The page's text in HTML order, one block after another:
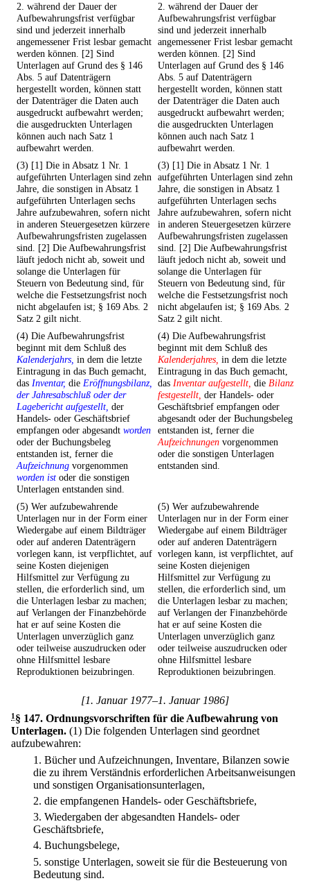
2. während der Dauer der
Aufbewahrungsfrist verfügbar
sind und jederzeit innerhalb
angemessener Frist lesbar gemacht
werden können. [2] Sind
Unterlagen auf Grund des § 146
Abs. 5 auf Datenträgern
hergestellt worden, können statt
der Datenträger die Daten auch
ausgedruckt aufbewahrt werden;
die ausgedruckten Unterlagen
können auch nach Satz 1
aufbewahrt werden.
2. während der Dauer der
Aufbewahrungsfrist verfügbar
sind und jederzeit innerhalb
angemessener Frist lesbar gemacht
werden können. [2] Sind
Unterlagen auf Grund des § 146
Abs. 5 auf Datenträgern
hergestellt worden, können statt
der Datenträger die Daten auch
ausgedruckt aufbewahrt werden;
die ausgedruckten Unterlagen
können auch nach Satz 1
aufbewahrt werden.
(3) [1] Die in Absatz 1 Nr. 1
aufgeführten Unterlagen sind zehn
Jahre, die sonstigen in Absatz 1
aufgeführten Unterlagen sechs
Jahre aufzubewahren, sofern nicht
in anderen Steuergesetzen kürzere
Aufbewahrungsfristen zugelassen
sind. [2] Die Aufbewahrungsfrist
läuft jedoch nicht ab, soweit und
solange die Unterlagen für
Steuern von Bedeutung sind, für
welche die Festsetzungsfrist noch
nicht abgelaufen ist; § 169 Abs. 2
Satz 2 gilt nicht.
(3) [1] Die in Absatz 1 Nr. 1
aufgeführten Unterlagen sind zehn
Jahre, die sonstigen in Absatz 1
aufgeführten Unterlagen sechs
Jahre aufzubewahren, sofern nicht
in anderen Steuergesetzen kürzere
Aufbewahrungsfristen zugelassen
sind. [2] Die Aufbewahrungsfrist
läuft jedoch nicht ab, soweit und
solange die Unterlagen für
Steuern von Bedeutung sind, für
welche die Festsetzungsfrist noch
nicht abgelaufen ist; § 169 Abs. 2
Satz 2 gilt nicht.
(4) Die Aufbewahrungsfrist
beginnt mit dem Schluß des
Kalenderjahrs, in dem die letzte
Eintragung in das Buch gemacht,
das Inventar, die Eröffnungsbilanz,
der Jahresabschluß oder der
Lagebericht aufgestellt, der
Handels- oder Geschäftsbrief
empfangen oder abgesandt worden
oder der Buchungsbeleg
entstanden ist, ferner die
Aufzeichnung vorgenommen
worden ist oder die sonstigen
Unterlagen entstanden sind.
(4) Die Aufbewahrungsfrist
beginnt mit dem Schluß des
Kalenderjahres, in dem die letzte
Eintragung in das Buch gemacht,
das Inventar aufgestellt, die Bilanz
festgestellt, der Handels- oder
Geschäftsbrief empfangen oder
abgesandt oder der Buchungsbeleg
entstanden ist, ferner die
Aufzeichnungen vorgenommen
oder die sonstigen Unterlagen
entstanden sind.
(5) Wer aufzubewahrende
Unterlagen nur in der Form einer
Wiedergabe auf einem Bildträger
oder auf anderen Datenträgern
vorlegen kann, ist verpflichtet, auf
seine Kosten diejenigen
Hilfsmittel zur Verfügung zu
stellen, die erforderlich sind, um
die Unterlagen lesbar zu machen;
auf Verlangen der Finanzbehörde
hat er auf seine Kosten die
Unterlagen unverzüglich ganz
oder teilweise auszudrucken oder
ohne Hilfsmittel lesbare
Reproduktionen beizubringen.
(5) Wer aufzubewahrende
Unterlagen nur in der Form einer
Wiedergabe auf einem Bildträger
oder auf anderen Datenträgern
vorlegen kann, ist verpflichtet, auf
seine Kosten diejenigen
Hilfsmittel zur Verfügung zu
stellen, die erforderlich sind, um
die Unterlagen lesbar zu machen;
auf Verlangen der Finanzbehörde
hat er auf seine Kosten die
Unterlagen unverzüglich ganz
oder teilweise auszudrucken oder
ohne Hilfsmittel lesbare
Reproduktionen beizubringen.
[1. Januar 1977–1. Januar 1986]
1§ 147. Ordnungsvorschriften für die Aufbewahrung von
Unterlagen. (1) Die folgenden Unterlagen sind geordnet
aufzubewahren:
1. Bücher und Aufzeichnungen, Inventare, Bilanzen sowie
die zu ihrem Verständnis erforderlichen Arbeitsanweisungen
und sonstigen Organisationsunterlagen,
2. die empfangenen Handels- oder Geschäftsbriefe,
3. Wiedergaben der abgesandten Handels- oder
Geschäftsbriefe,
4. Buchungsbelege,
5. sonstige Unterlagen, soweit sie für die Besteuerung von
Bedeutung sind.